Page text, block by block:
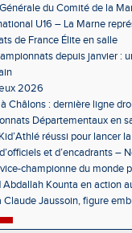
du Comité de la
U16 – La Marne
de France Élite en salle
depuis janvier :
2026
Châlons : dernière ligne
Départementaux en
réussi pour lancer
et d’encadrants –
championne du monde
Kounta en action
Claude Jaussoin, figure